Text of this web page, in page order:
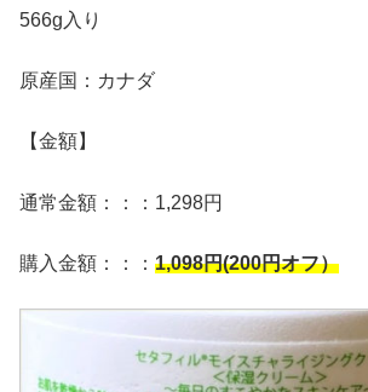
566g入り
原産国：カナダ
【金額】
通常金額：：：1,298円
購入金額：：： 1,098円(200円オフ）